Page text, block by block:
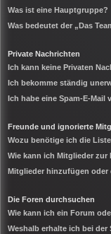
Was ist eine Hauptgruppe?
Was bedeutet der „Das
Private Nachrichten
Ich kann keine Privaten
Ich bekomme ständig
Ich habe eine Spam-E-Mail
Freunde und ignorierte
Wozu benötige ich die
Wie kann ich Mitglieder
Mitglieder hinzufügen oder
Die Foren durchsuchen
Wie kann ich ein Forum
Weshalb erhalte ich bei der